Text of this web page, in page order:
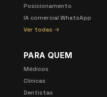
Posicionamento
IA comercial WhatsApp
Ver todas →
PARA QUEM
Médicos
Clínicas
Dentistas